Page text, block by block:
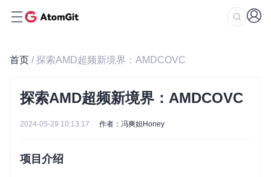
首页 / 探索AMD超频新境界：AMDCOVC
探索AMD超频新境界：AMDCOVC
2024-05-29 10:13:17 作者：冯爽妲Honey
项目介绍